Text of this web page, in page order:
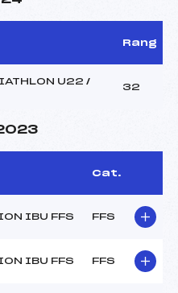
Rang
U22 /
32
Cat.
IBU FFS FFS
IBU FFS FFS